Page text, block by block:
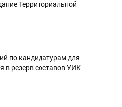
Территориальной
по кандидатурам для
в резерв составов УИК